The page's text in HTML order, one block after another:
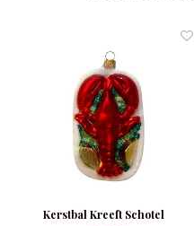
Kerstbal Kreeft Schotel